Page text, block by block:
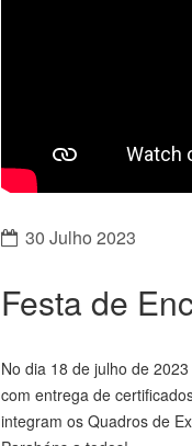
30 Julho 2023
Festa de
No dia 18 de julho de
com entrega de
integram os Quadros de